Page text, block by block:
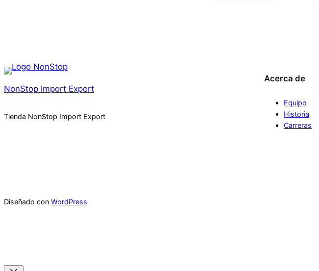
NonStop Import Export
Tienda NonStop Import Export
Acerca de
Equipo
Historia
Carreras
Diseñado con WordPress